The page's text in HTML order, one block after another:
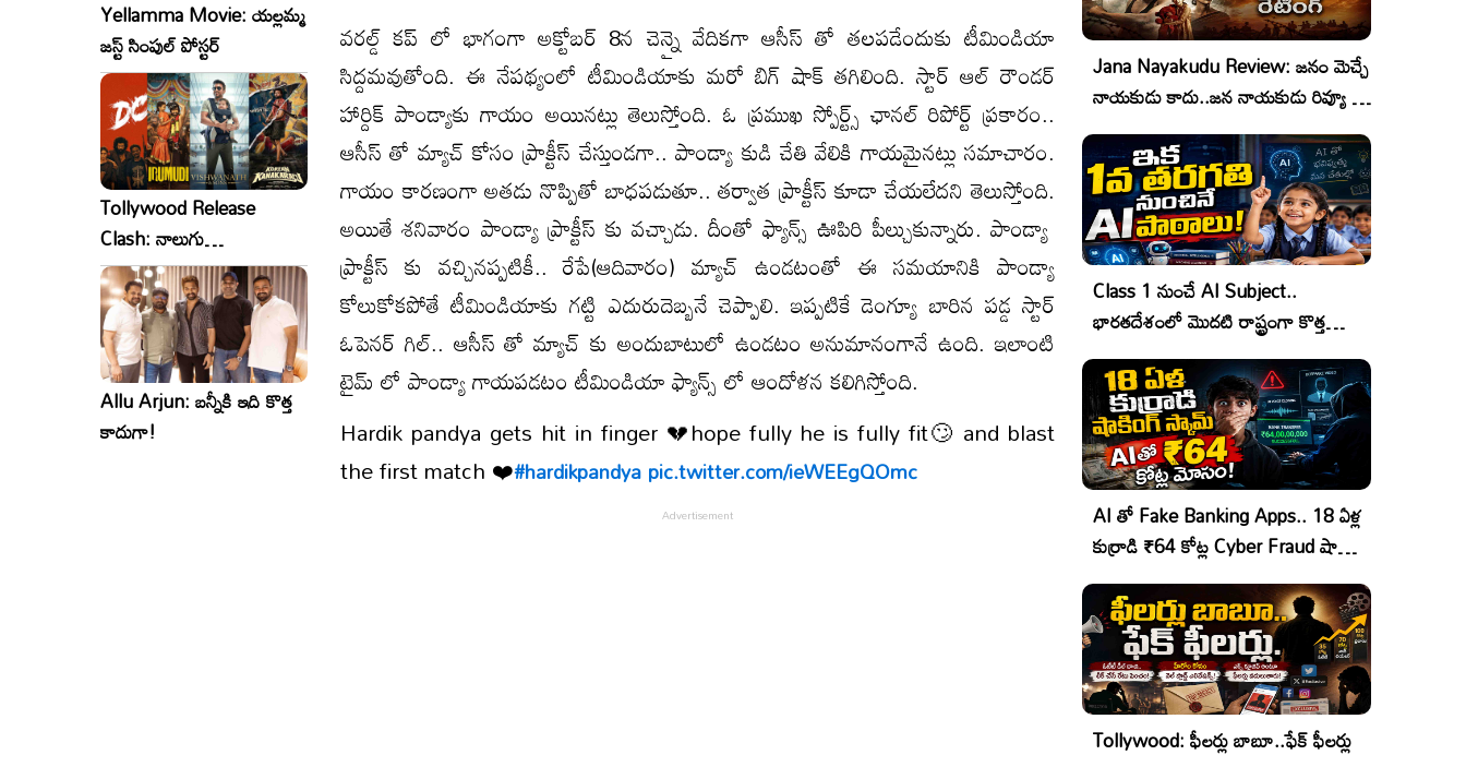
Yellamma Movie: యల్లమ్మ
జస్ట్ సింపుల్ పోస్టర్
Tollywood Release
Clash: నాలుగు
సినిమాలు..ఒకేసారి..ఎందుకో?
Allu Arjun: బన్నీకి ఇది కొత్త
కాదుగా!
వరల్డ్ కప్ లో భాగంగా అక్టోబర్ 8న చెన్నై వేదికగా ఆసీస్ తో తలపడేందుకు టీమిండియా
సిద్దమవుతోంది. ఈ నేపథ్యంలో టీమిండియాకు మరో బిగ్ షాక్ తగిలింది. స్టార్ ఆల్ రౌండర్
హార్దిక్ పాండ్యాకు గాయం అయినట్లు తెలుస్తోంది. ఓ ప్రముఖ స్పోర్ట్స్ ఛానల్ రిపోర్ట్ ప్రకారం..
ఆసీస్ తో మ్యాచ్ కోసం ప్రాక్టీస్ చేస్తుండగా.. పాండ్యా కుడి చేతి వేలికి గాయమైనట్లు సమాచారం.
గాయం కారణంగా అతడు నొప్పితో బాధపడుతూ.. తర్వాత ప్రాక్టీస్ కూడా చేయలేదని తెలుస్తోంది.
అయితే శనివారం పాండ్యా ప్రాక్టీస్ కు వచ్చాడు. దీంతో ఫ్యాన్స్ ఊపిరి పీల్చుకున్నారు. పాండ్యా
ప్రాక్టీస్ కు వచ్చినప్పటికీ.. రేపే(ఆదివారం) మ్యాచ్ ఉండటంతో ఈ సమయానికి పాండ్యా
కోలుకోకపోతే టీమిండియాకు గట్టి ఎదురుదెబ్బనే చెప్పాలి. ఇప్పటికే డెంగ్యూ బారిన పడ్డ స్టార్
ఓపెనర్ గిల్.. ఆసీస్ తో మ్యాచ్ కు అందుబాటులో ఉండటం అనుమానంగానే ఉంది. ఇలాంటి
టైమ్ లో పాండ్యా గాయపడటం టీమిండియా ఫ్యాన్స్ లో ఆందోళన కలిగిస్తోంది.
Hardik pandya gets hit in finger 💔hope fully he is fully fit🙄 and blast
the first match ❤️#hardikpandyapic.twitter.com/ieWEEgQOmc
Jana Nayakudu Review: జనం మెచ్చే
నాయకుడు కాదు..జన నాయకుడు రివ్యూ &
రేటింగ్!
Class 1 నుంచే AI Subject..
భారతదేశంలో మొదటి రాష్ట్రంగా కొత్త
చరిత్ర!
AI తో Fake Banking Apps.. 18 ఏళ్ల
కుర్రాడి ₹64 కోట్ల Cyber Fraud షాకింగ్
ఆపరేషన్!
Tollywood: ఫీలర్లు బాబూ..ఫేక్ ఫీలర్లు